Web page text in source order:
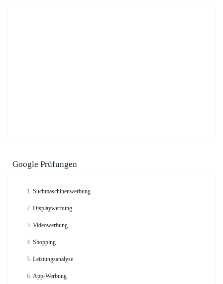
Google Prüfungen
Suchmaschinenwerbung
Displaywerbung
Videowerbung
Shopping
Leistungsanalyse
App-Werbung